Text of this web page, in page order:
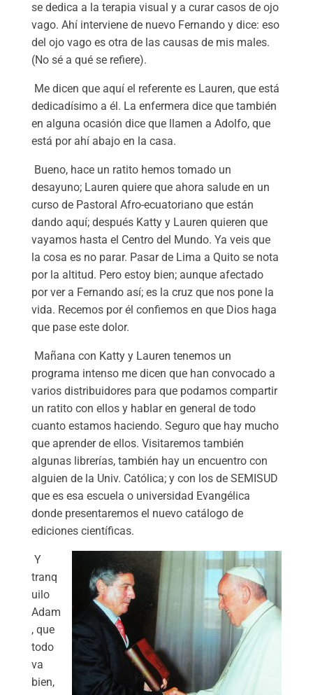
se dedica a la terapia visual y a curar casos de ojo
vago. Ahí interviene de nuevo Fernando y dice: eso
del ojo vago es otra de las causas de mis males.
(No sé a qué se refiere).
Me dicen que aquí el referente es Lauren, que está
dedicadísimo a él. La enfermera dice que también
en alguna ocasión dice que llamen a Adolfo, que
está por ahí abajo en la casa.
Bueno, hace un ratito hemos tomado un
desayuno; Lauren quiere que ahora salude en un
curso de Pastoral Afro-ecuatoriano que están
dando aquí; después Katty y Lauren quieren que
vayamos hasta el Centro del Mundo. Ya veis que
la cosa es no parar. Pasar de Lima a Quito se nota
por la altitud. Pero estoy bien; aunque afectado
por ver a Fernando así; es la cruz que nos pone la
vida. Recemos por él confiemos en que Dios haga
que pase este dolor.
Mañana con Katty y Lauren tenemos un
programa intenso me dicen que han convocado a
varios distribuidores para que podamos compartir
un ratito con ellos y hablar en general de todo
cuanto estamos haciendo. Seguro que hay mucho
que aprender de ellos. Visitaremos también
algunas librerías, también hay un encuentro con
alguien de la Univ. Católica; y con los de SEMISUD
que es esa escuela o universidad Evangélica
donde presentaremos el nuevo catálogo de
ediciones científicas.
Y
tranq
uilo
Adam
, que
todo
va
bien,